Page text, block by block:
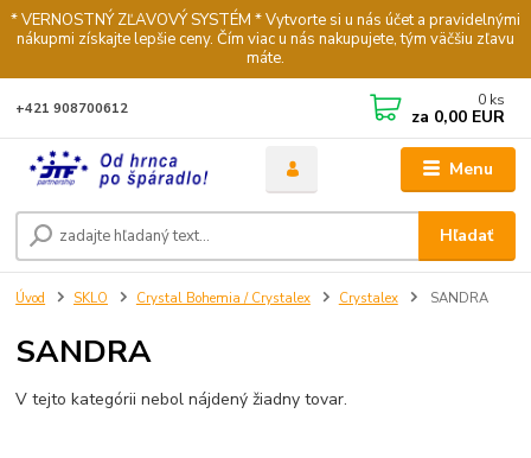
* VERNOSTNÝ ZĽAVOVÝ SYSTÉM * Vytvorte si u nás účet a pravidelnými
nákupmi získajte lepšie ceny. Čím viac u nás nakupujete, tým väčšiu zľavu
máte.
Menu
Hľadať
+421 908700612 0 ks
za 0,00 EUR
Úvod SKLO Crystal Bohemia / Crystalex Crystalex SANDRA
SANDRA
V tejto kategórii nebol nájdený žiadny tovar.